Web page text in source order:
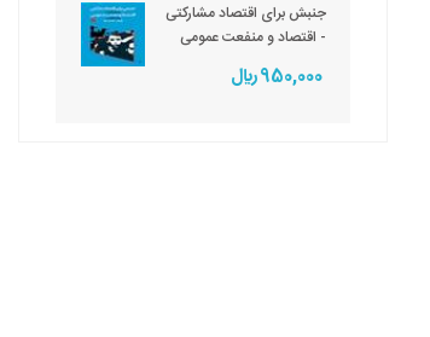
جنبش برای اقتصاد مشارکتی
- اقتصاد و منفعت عمومی
950,000 ريال